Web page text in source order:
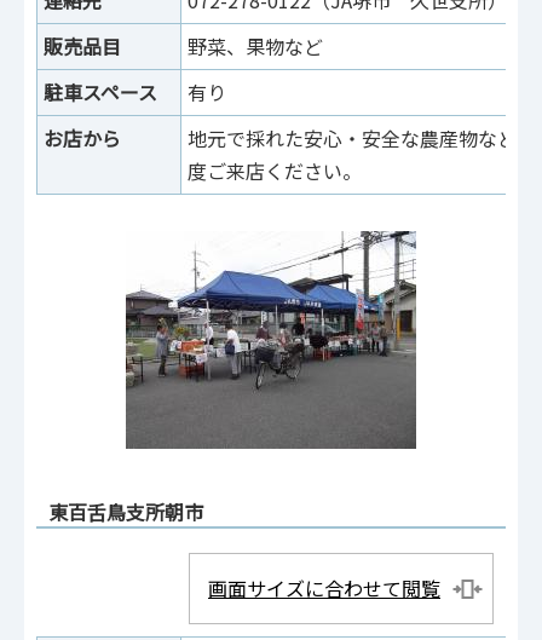
販売品目
野菜、果物など
駐車スペース
有り
お店から
地元で採れた安心・安全な農産物など
度ご来店ください。
東百舌鳥支所朝市
画面サイズに合わせて閲覧